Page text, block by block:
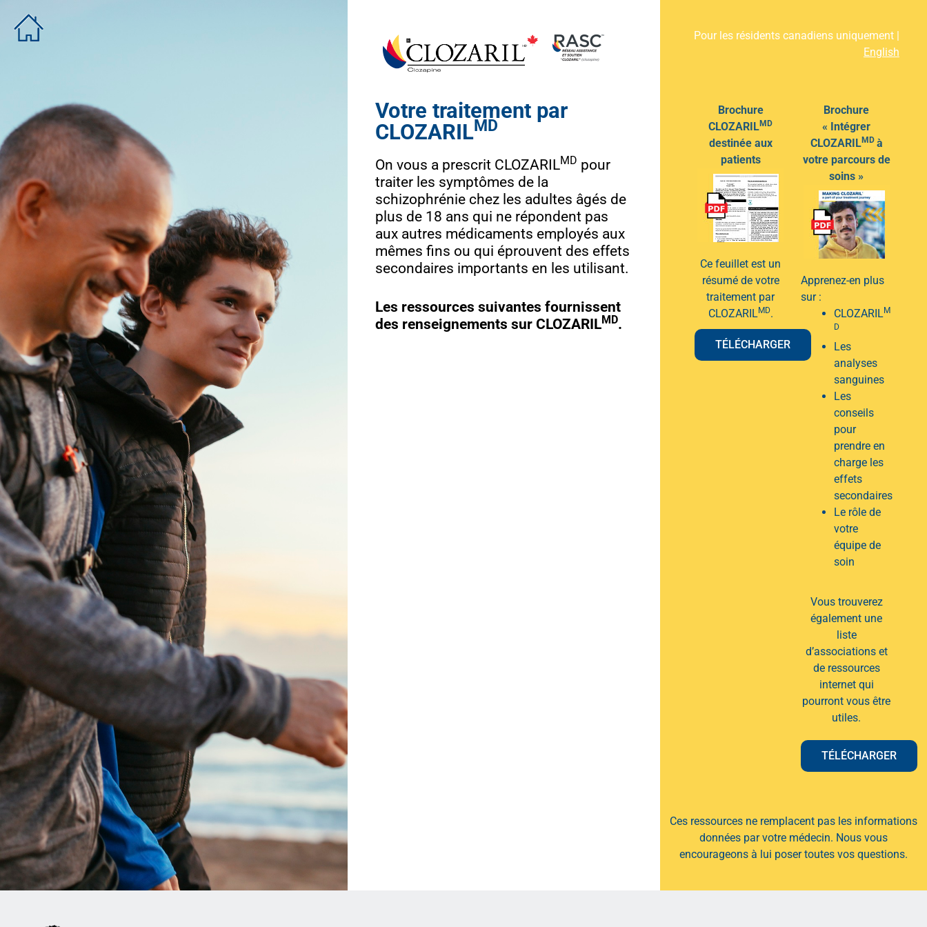
Votre traitement par
CLOZARILMD
On vous a prescrit CLOZARILMD pour
traiter les symptômes de la
schizophrénie chez les adultes âgés de
plus de 18 ans qui ne répondent pas
aux autres médicaments employés aux
mêmes fins ou qui éprouvent des effets
secondaires importants en les utilisant.
Les ressources suivantes fournissent
des renseignements sur CLOZARILMD.
Pour les résidents canadiens uniquement |
English
Brochure
CLOZARILMD
destinée aux
patients
Ce feuillet est un
résumé de votre
traitement par
CLOZARILMD.
TÉLÉCHARGER
Brochure
« Intégrer
CLOZARILMD à
votre parcours de
soins »
Apprenez-en plus
sur :
CLOZARILM
D
Les
analyses
sanguines
Les
conseils
pour
prendre en
charge les
effets
secondaires
Le rôle de
votre
équipe de
soin
Vous trouverez
également une
liste
d’associations et
de ressources
internet qui
pourront vous être
utiles.
TÉLÉCHARGER
Ces ressources ne remplacent pas les informations
données par votre médecin. Nous vous
encourageons à lui poser toutes vos questions.